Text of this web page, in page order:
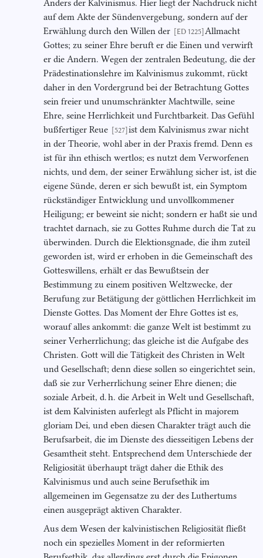
Anders der Kalvinismus. Hier liegt der Nachdruck nicht
auf dem Akte der Sündenvergebung, sondern auf der
Erwählung durch den Willen der
[ED 1225] Allmacht
Gottes; zu seiner Ehre beruft er die Einen und verwirft
er die Andern. Wegen der zentralen Bedeutung, die der
Prädestinationslehre im Kalvinismus zukommt, rückt
daher in den Vordergrund bei der Betrachtung Gottes
sein freier und unumschränkter Machtwille, seine
Ehre, seine Herrlichkeit und Furchtbarkeit. Das Gefühl
bußfertiger Reue
[527] ist dem Kalvinismus zwar nicht
in der Theorie, wohl aber in der Praxis fremd. Denn es
ist für ihn ethisch wertlos; es nutzt dem Verworfenen
nichts, und dem, der seiner Erwählung sicher ist, ist die
eigene Sünde, deren er sich bewußt ist, ein Symptom
rückständiger Entwicklung und unvollkommener
Heiligung; er beweint sie nicht; sondern er haßt sie und
trachtet darnach, sie zu Gottes Ruhme durch die Tat zu
überwinden. Durch die Elektionsgnade, die ihm zuteil
geworden ist, wird er erhoben in die Gemeinschaft des
Gotteswillens, erhält er das Bewußtsein der
Bestimmung zu einem positiven Weltzwecke, der
Berufung zur Betätigung der göttlichen Herrlichkeit im
Dienste Gottes. Das Moment der Ehre Gottes ist es,
worauf alles ankommt: die ganze Welt ist bestimmt zu
seiner Verherrlichung; das gleiche ist die Aufgabe des
Christen. Gott will die Tätigkeit des Christen in Welt
und Gesellschaft; denn diese sollen so eingerichtet sein,
daß sie zur Verherrlichung seiner Ehre dienen; die
soziale Arbeit, d. h. die Arbeit in Welt und Gesellschaft,
ist dem Kalvinisten auferlegt als Pflicht in majorem
gloriam Dei, und eben diesen Charakter trägt auch die
Berufsarbeit, die im Dienste des diesseitigen Lebens der
Gesamtheit steht. Entsprechend dem Unterschiede der
Religiosität überhaupt trägt daher die Ethik des
Kalvinismus und auch seine Berufsethik im
allgemeinen im Gegensatze zu der des Luthertums
einen ausgeprägt aktiven Charakter.
Aus dem Wesen der kalvinistischen Religiosität fließt
noch ein spezielles Moment in der reformierten